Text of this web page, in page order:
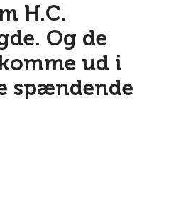
H.C.
Og de
ud i
spændende